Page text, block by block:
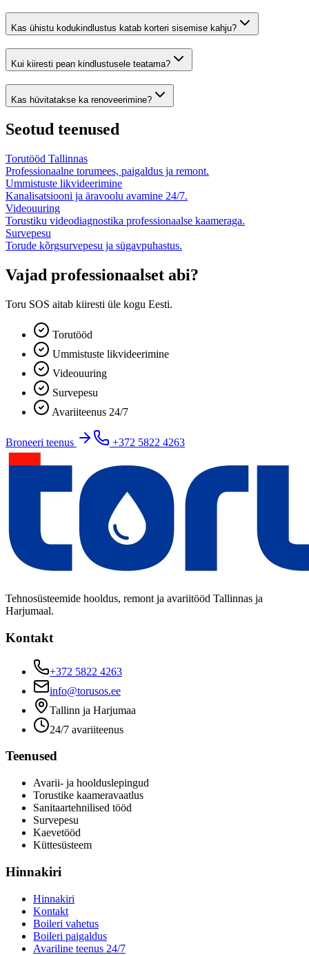
Kas ühistu kodukindlustus katab korteri sisemise kahju?
Kui kiiresti pean kindlustusele teatama?
Kas hüvitatakse ka renoveerimine?
Seotud teenused
Torutööd Tallinnas
Professionaalne torumees, paigaldus ja remont.
Ummistuste likvideerimine
Kanalisatsiooni ja äravoolu avamine 24/7.
Videouuring
Torustiku videodiagnostika professionaalse kaameraga.
Survepesu
Torude kõrgsurvepesu ja sügavpuhastus.
Vajad professionaalset abi?
Toru SOS aitab kiiresti üle kogu Eesti.
Torutööd
Ummistuste likvideerimine
Videouuring
Survepesu
Avariiteenus 24/7
Broneeri teenus +372 5822 4263
Tehnosüsteemide hooldus, remont ja avariitööd Tallinnas ja
Harjumaal.
Kontakt
+372 5822 4263
info@torusos.ee
Tallinn ja Harjumaa
24/7 avariiteenus
Teenused
Avarii- ja hoolduslepingud
Torustike kaameravaatlus
Sanitaartehnilised tööd
Survepesu
Kaevetööd
​Küttesüsteem
Hinnakiri
Hinnakiri
Kontakt
Boileri vahetus
Boileri paigaldus
Avariline teenus 24/7